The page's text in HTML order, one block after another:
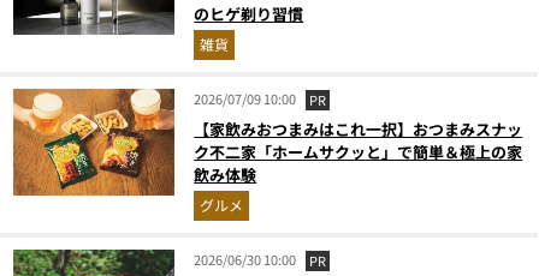
のヒゲ剃り習慣
雑貨
2026/07/09 10:00 PR
【家飲みおつまみはこれ一択】おつまみスナッ
ク不二家「ホームサクッと」で簡単＆極上の家
飲み体験
グルメ
2026/06/30 10:00 PR